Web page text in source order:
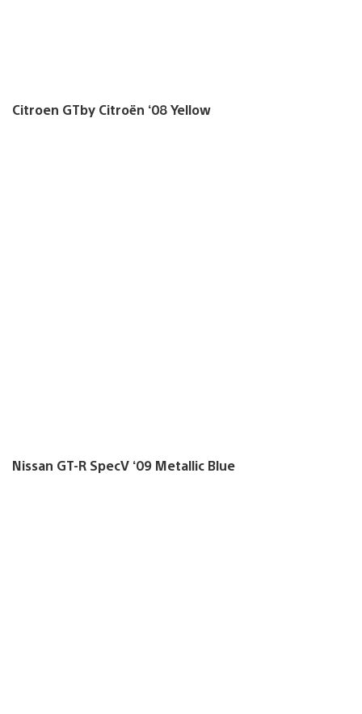
Citroen GTby Citroën ‘08 Yellow
Nissan GT-R SpecV ‘09 Metallic Blue